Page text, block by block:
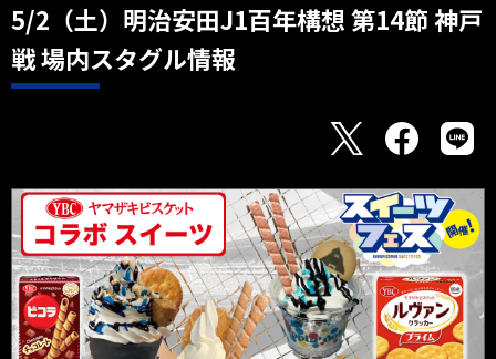
5/2（土）明治安田J1百年構想 第14節 神戸
戦 場内スタグル情報